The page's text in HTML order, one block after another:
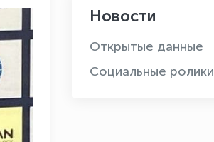
Новости
Открытые данные
Социальные ролики